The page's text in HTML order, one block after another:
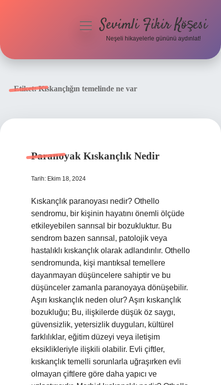
menüyüSevimli Fikir Köşesi
Neşeli hikayelerle gününü aydınlat!
Etiket:Kıskançlığın temelinde ne var
Paranoyak Kıskançlık Nedir
Tarih: Ekim 18, 2024
Kıskançlık paranoyası nedir? Othello
sendromu, bir kişinin hayatını önemli ölçüde
etkileyebilen sanrısal bir bozukluktur. Bu
sendrom bazen sanrısal, patolojik veya
hastalıklı kıskançlık olarak adlandırılır. Othello
sendromunda, kişi mantıksal temellere
dayanmayan düşüncelere sahiptir ve bu
düşünceler zamanla paranoyaya dönüşebilir.
Aşırı kıskançlık neden olur? Aşırı kıskançlık
bozukluğu; Bu, ilişkilerde düşük öz saygı,
güvensizlik, yetersizlik duyguları, kültürel
farklılıklar, eğitim düzeyi veya iletişim
eksiklikleriyle ilişkili olabilir. Evli çiftler,
kıskançlık temelli sorunlarla uğraşırken evli
olmayan çiftlere göre daha yapıcı ve